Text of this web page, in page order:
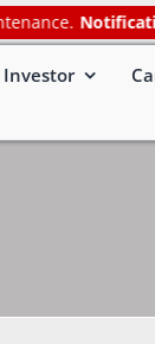
Notification:
Investor